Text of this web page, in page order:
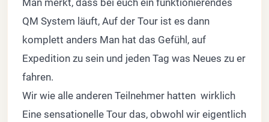
QM System läuft, Auf der Tour ist es dann
komplett anders Man hat das Gefühl, auf
Expedition zu sein und jeden Tag was Neues zu er
fahren.
Wir wie alle anderen Teilnehmer hatten wirklich
Eine sensationelle Tour das, obwohl wir eigentlich